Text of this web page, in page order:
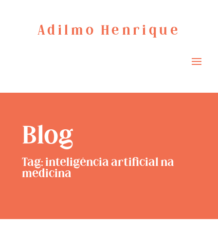
Adilmo Henrique
Blog
Tag: inteligência artificial na
medicina